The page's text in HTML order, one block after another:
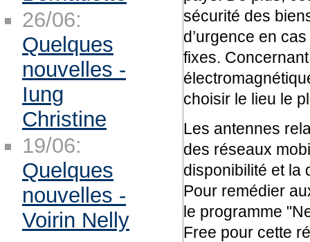
sécurité des
d’urgence en
fixes.
choisir le lieu le
Les antennes
des réseaux
disponibilité et la
Pour remédier
le programme
Free pour cette
26/06:
Quelques
nouvelles -
Iung
Christine
19/06:
Quelques
nouvelles -
Voirin Nelly